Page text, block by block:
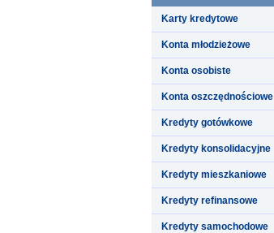
Karty kredytowe
Konta młodzieżowe
Konta osobiste
Konta oszczędnościowe
Kredyty gotówkowe
Kredyty konsolidacyjne
Kredyty mieszkaniowe
Kredyty refinansowe
Kredyty samochodowe